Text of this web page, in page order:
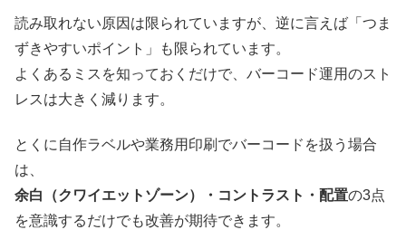
読み取れない原因は限られていますが、逆に言えば「つま
ずきやすいポイント」も限られています。
よくあるミスを知っておくだけで、バーコード運用のスト
レスは大きく減ります。
とくに自作ラベルや業務用印刷でバーコードを扱う場合
は、
余白（クワイエットゾーン）・コントラスト・配置の3点
を意識するだけでも改善が期待できます。